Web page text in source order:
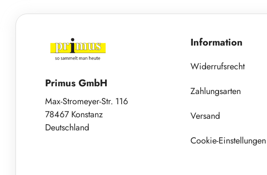
Primus GmbH
Max-Stromeyer-Str. 116
78467 Konstanz
Deutschland
Information
Widerrufsrecht
Zahlungsarten
Versand
Cookie-